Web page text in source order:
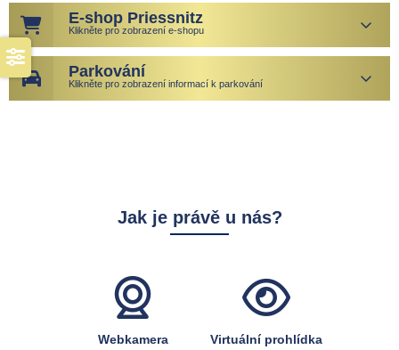
E-shop Priessnitz
Klikněte pro zobrazení e-shopu
Parkování
Klikněte pro zobrazení informací k parkování
Jak je právě u nás?
Webkamera Virtuální prohlídka